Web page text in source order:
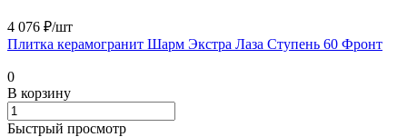
4 076 ₽/шт
Плитка керамогранит Шарм Экстра Лаза Ступень 60 Фронт
0
В корзину
Быстрый просмотр